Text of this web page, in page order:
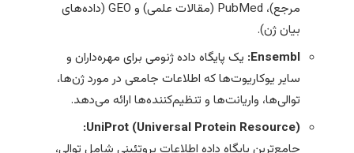
مرجع)، PubMed (مقالات علمی) و GEO (داده‌های
بیان ژن).
Ensembl: یک پایگاه داده ژنومی برای مهره‌داران و
سایر یوکاریوت‌ها که اطلاعات جامعی در مورد ژن‌ها،
توالی‌ها، واریانت‌ها و تنظیم‌کننده‌ها ارائه می‌دهد.
UniProt (Universal Protein Resource):